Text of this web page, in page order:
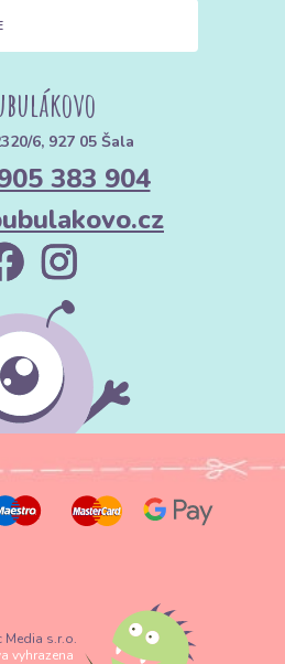
6, 927 05 Šala
383 904
Media s.r.o.
vyhrazena